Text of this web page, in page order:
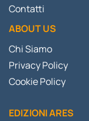
Contatti
ABOUT US
Chi Siamo
Privacy Policy
Cookie Policy
EDIZIONI ARES